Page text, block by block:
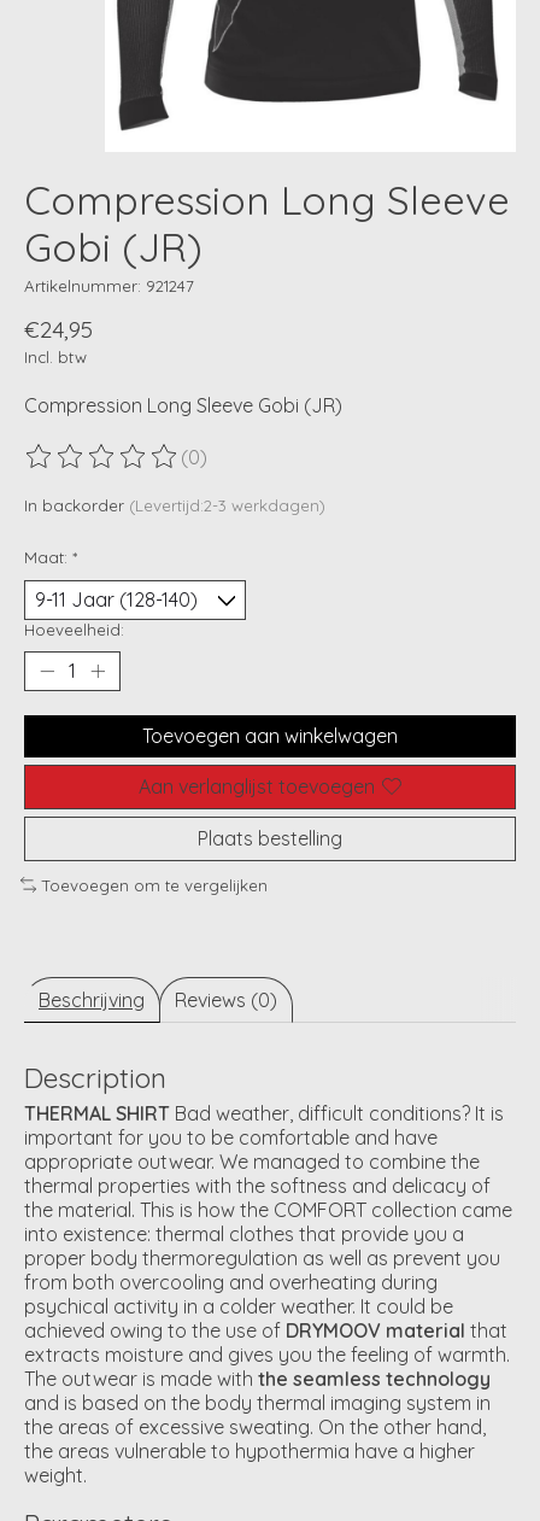
Compression Long Sleeve
Gobi (JR)
Artikelnummer: 921247
€24,95
Incl. btw
Compression Long Sleeve Gobi (JR)
De beoordeling van dit product is
(0)
In backorder (Levertijd:2-3 werkdagen)
Maat: *
Hoeveelheid:
Toevoegen aan winkelwagen
Aan verlanglijst toevoegen
Plaats bestelling
Toevoegen om te vergelijken
Beschrijving Reviews (0)
Description
THERMAL SHIRT Bad weather, difficult conditions? It is
important for you to be comfortable and have
appropriate outwear. We managed to combine the
thermal properties with the softness and delicacy of
the material. This is how the COMFORT collection came
into existence: thermal clothes that provide you a
proper body thermoregulation as well as prevent you
from both overcooling and overheating during
psychical activity in a colder weather. It could be
achieved owing to the use of DRYMOOV material that
extracts moisture and gives you the feeling of warmth.
The outwear is made with the seamless technology
and is based on the body thermal imaging system in
the areas of excessive sweating. On the other hand,
the areas vulnerable to hypothermia have a higher
weight.